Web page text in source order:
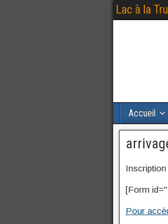
Lac à la
Accueil
[Form
Pour